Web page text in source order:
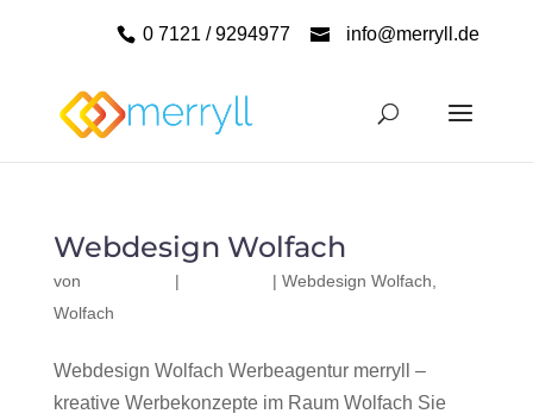
0 7121 / 9294977 info@merryll.de
Webdesign Wolfach
von | | Webdesign Wolfach
Wolfach
Webdesign Wolfach Werbeagentur merryll –
kreative Werbekonzepte im Raum Wolfach Sie